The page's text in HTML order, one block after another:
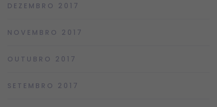
DEZEMBRO 2017
NOVEMBRO 2017
OUTUBRO 2017
SETEMBRO 2017